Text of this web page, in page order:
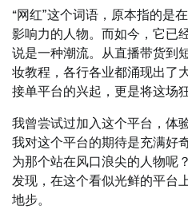
“网红”这个词语，原本指的是
影响力的人物。而如今，它已
说是一种潮流。从直播带货到
妆教程，各行各业都涌现出了
接单平台的兴起，更是将这场
我曾尝试过加入这个平台，体
我对这个平台的期待是充满好
为那个站在风口浪尖的人物呢
发现，在这个看似光鲜的平台
地步。